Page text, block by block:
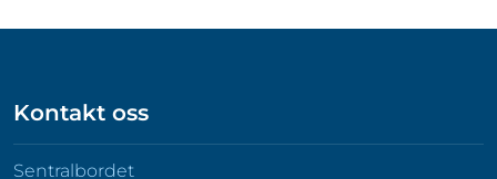
Kontakt oss
Sentralbordet